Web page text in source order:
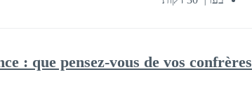
: que pensez-vous de vos confrères ?